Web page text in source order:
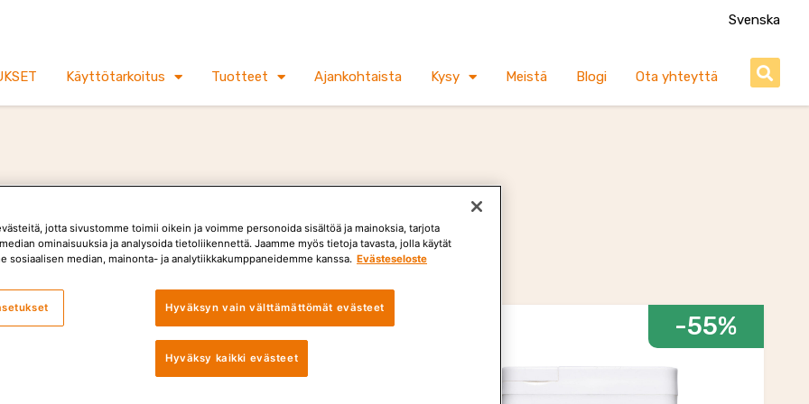
Svenska
Käyttötarkoitus Tuotteet Ajankohtaista Kysy Meistä Blogi Ota yhteyttä
-55% -55%
jotta sivustomme toimii oikein ja voimme personoida sisältöä ja mainoksia, tarjota
ominaisuuksia ja analysoida tietoliikennettä. Jaamme myös tietoja tavasta, jolla käytät
sosiaalisen median, mainonta- ja analytiikkakumppaneidemme kanssa. Evästeseloste
Hyväksyn vain välttämättömät evästeet
Hyväksy kaikki evästeet